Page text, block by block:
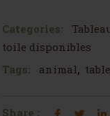
Categories:
toile disponibles
Tags:
animal,
Share :